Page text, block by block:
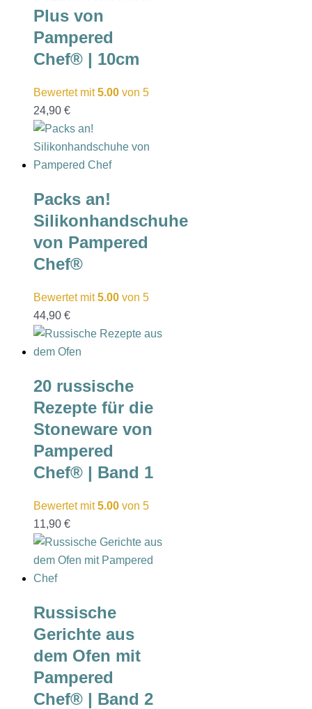
Plus von
Pampered
Chef® | 10cm
Bewertet mit5.00 von 5
24,90 €
Packs an!
Silikonhandschuhe
von Pampered
Chef®
Bewertet mit5.00 von 5
44,90 €
20 russische
Rezepte für die
Stoneware von
Pampered
Chef® | Band 1
Bewertet mit5.00 von 5
11,90 €
Russische
Gerichte aus
dem Ofen mit
Pampered
Chef® | Band 2